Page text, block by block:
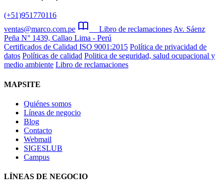
(+51)951770116
ventas@marco.com.pe
Libro de reclamaciones Av. Sáenz
Peña N° 1439, Callao Lima - Perú
Certificados de Calidad ISO 9001:2015 Política de privacidad de
datos Políticas de calidad Politica de seguridad, salud ocupacional y
medio ambiente Libro de reclamaciones
MAPSITE
Quiénes somos
Líneas de negocio
Blog
Contacto
Webmail
SIGESLUB
Campus
LÍNEAS DE NEGOCIO